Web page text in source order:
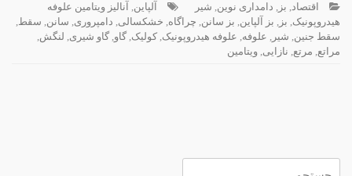
اقتصاد, بز , دامداری نوین, شیر آلپاین, آنالیز ویتامین علوفه
هیدروپونیک, بز , بز آلپاین, بز سانن, چراگاه, خشکسالی, دامپروری, سانن, سقط,
سقط جنین, شیر , علوفه, علوفه هیدروپونیک, کولیک, گاو, گاو شیری, لنگش,
مراتع, مرتع, نازایی, ویتامین